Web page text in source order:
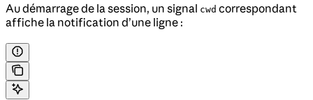
Au démarrage de la session, un signal cwd correspondant
affiche la notification d’une ligne :